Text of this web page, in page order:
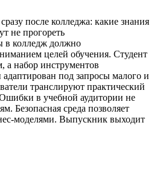
после колледжа: какие знания
не прогореть
в колледж должно
целей обучения. Студент
а набор инструментов
под запросы малого и
транслируют практический
в учебной аудитории не
Безопасная среда позволяет
моделями. Выпускник выходит